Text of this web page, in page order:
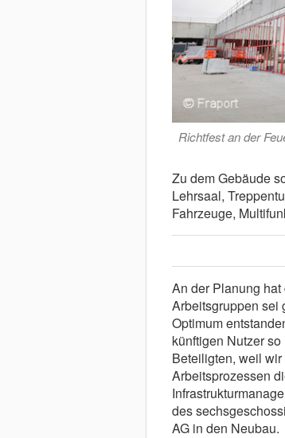
Richtfest an der
Zu dem Gebäude
Lehrsaal,
Fahrzeuge,
An der Planung
Arbeitsgruppen sei
Optimum
künftigen Nutzer
Beteiligten, weil
Arbeitsprozessen
des
AG in den Neubau.